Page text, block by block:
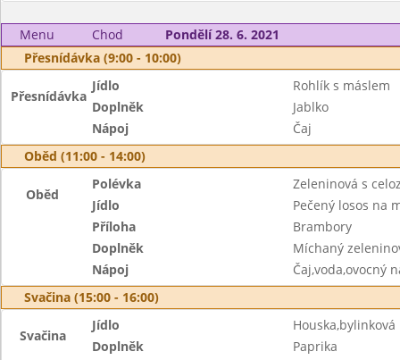
Menu Chod
Pondělí 28. 6. 2021
Přesnídávka (9:00 - 10:00)
Přesnídávka
Jídlo
Rohlík s máslem
Doplněk
Jablko
Nápoj
Čaj
Oběd (11:00 - 14:00)
Oběd
Polévka
Zeleninová s
Jídlo
Pečený losos na
Příloha
Brambory
Doplněk
Míchaný
Nápoj
Čaj,voda,ovocný
Svačina (15:00 - 16:00)
Svačina
Jídlo
Doplněk
Paprika